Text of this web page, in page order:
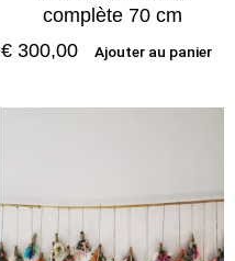
complète 70 cm
€ 300,00 Ajouter au panier